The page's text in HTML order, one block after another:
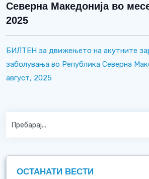
Северна Македонија во
2025
БИЛТЕН за движењето на акутните
заболувања во Република Северна
август, 2025
ОСТАНАТИ ВЕСТИ